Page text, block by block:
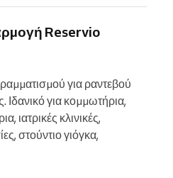
Reservio
για ραντεβού
Ιδανικό για κομμωτήρια,
ιατρικές κλινικές,
στούντιο γιόγκα,